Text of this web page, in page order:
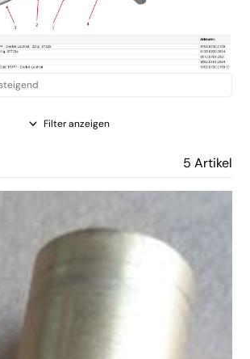
Filter anzeigen
5 Artikel